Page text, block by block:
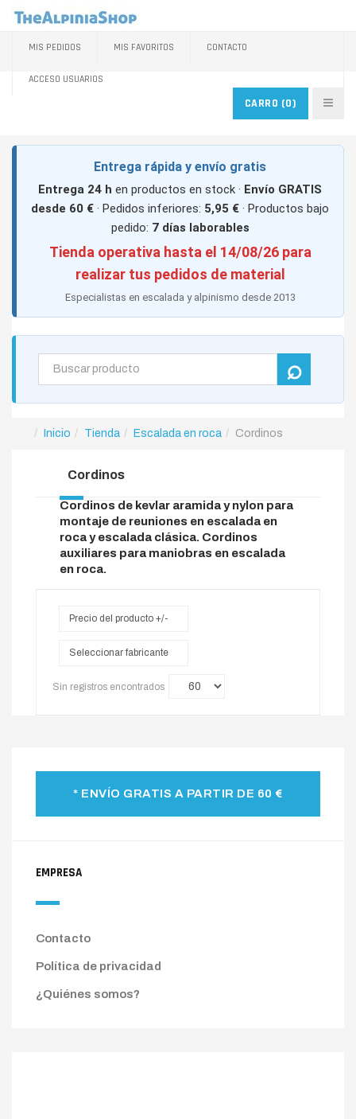
MIS PEDIDOS MIS FAVORITOS CONTACTO
ACCESO USUARIOS
CARRO (0)
Entrega rápida y envío gratis
Entrega 24 h en productos en stock · Envío GRATIS
desde 60 € · Pedidos inferiores: 5,95 € · Productos bajo
pedido: 7 días laborables
Tienda operativa hasta el 14/08/26 para
realizar tus pedidos de material
Especialistas en escalada y alpinismo desde 2013
Inicio Tienda Escalada en roca Cordinos
Cordinos
Cordinos de kevlar aramida y nylon para
montaje de reuniones en escalada en
roca y escalada clásica. Cordinos
auxiliares para maniobras en escalada
en roca.
Precio del producto +/-
Seleccionar fabricante
Sin registros encontrados
* ENVÍO GRATIS A PARTIR DE 60 €
EMPRESA
Contacto
Política de privacidad
¿Quiénes somos?